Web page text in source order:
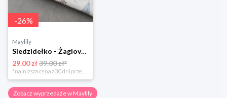
-26%
Maylily
Siedzidełko - Żaglove - OUTLET
29.00 zł39.00 zł*
*najniższa cena z 30 dni przed obniżką
Zobacz wyprzedaże w Maylily